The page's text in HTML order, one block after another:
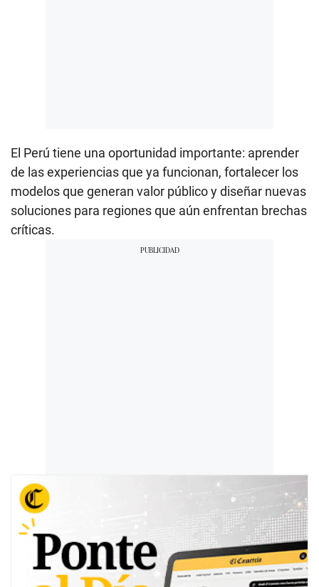
El Perú tiene una oportunidad importante: aprender
de las experiencias que ya funcionan, fortalecer los
modelos que generan valor público y diseñar nuevas
soluciones para regiones que aún enfrentan brechas
críticas.